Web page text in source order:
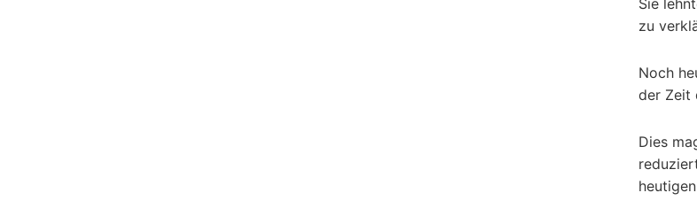
zu
Noch
der Zeit
Dies